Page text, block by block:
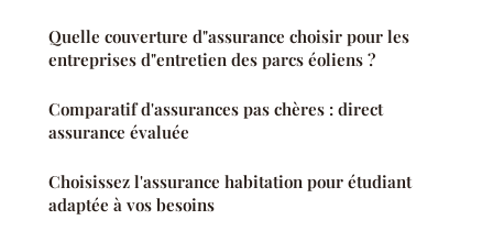
Quelle couverture d"assurance choisir pour les
entreprises d"entretien des parcs éoliens ?
Comparatif d'assurances pas chères : direct
assurance évaluée
Choisissez l'assurance habitation pour étudiant
adaptée à vos besoins